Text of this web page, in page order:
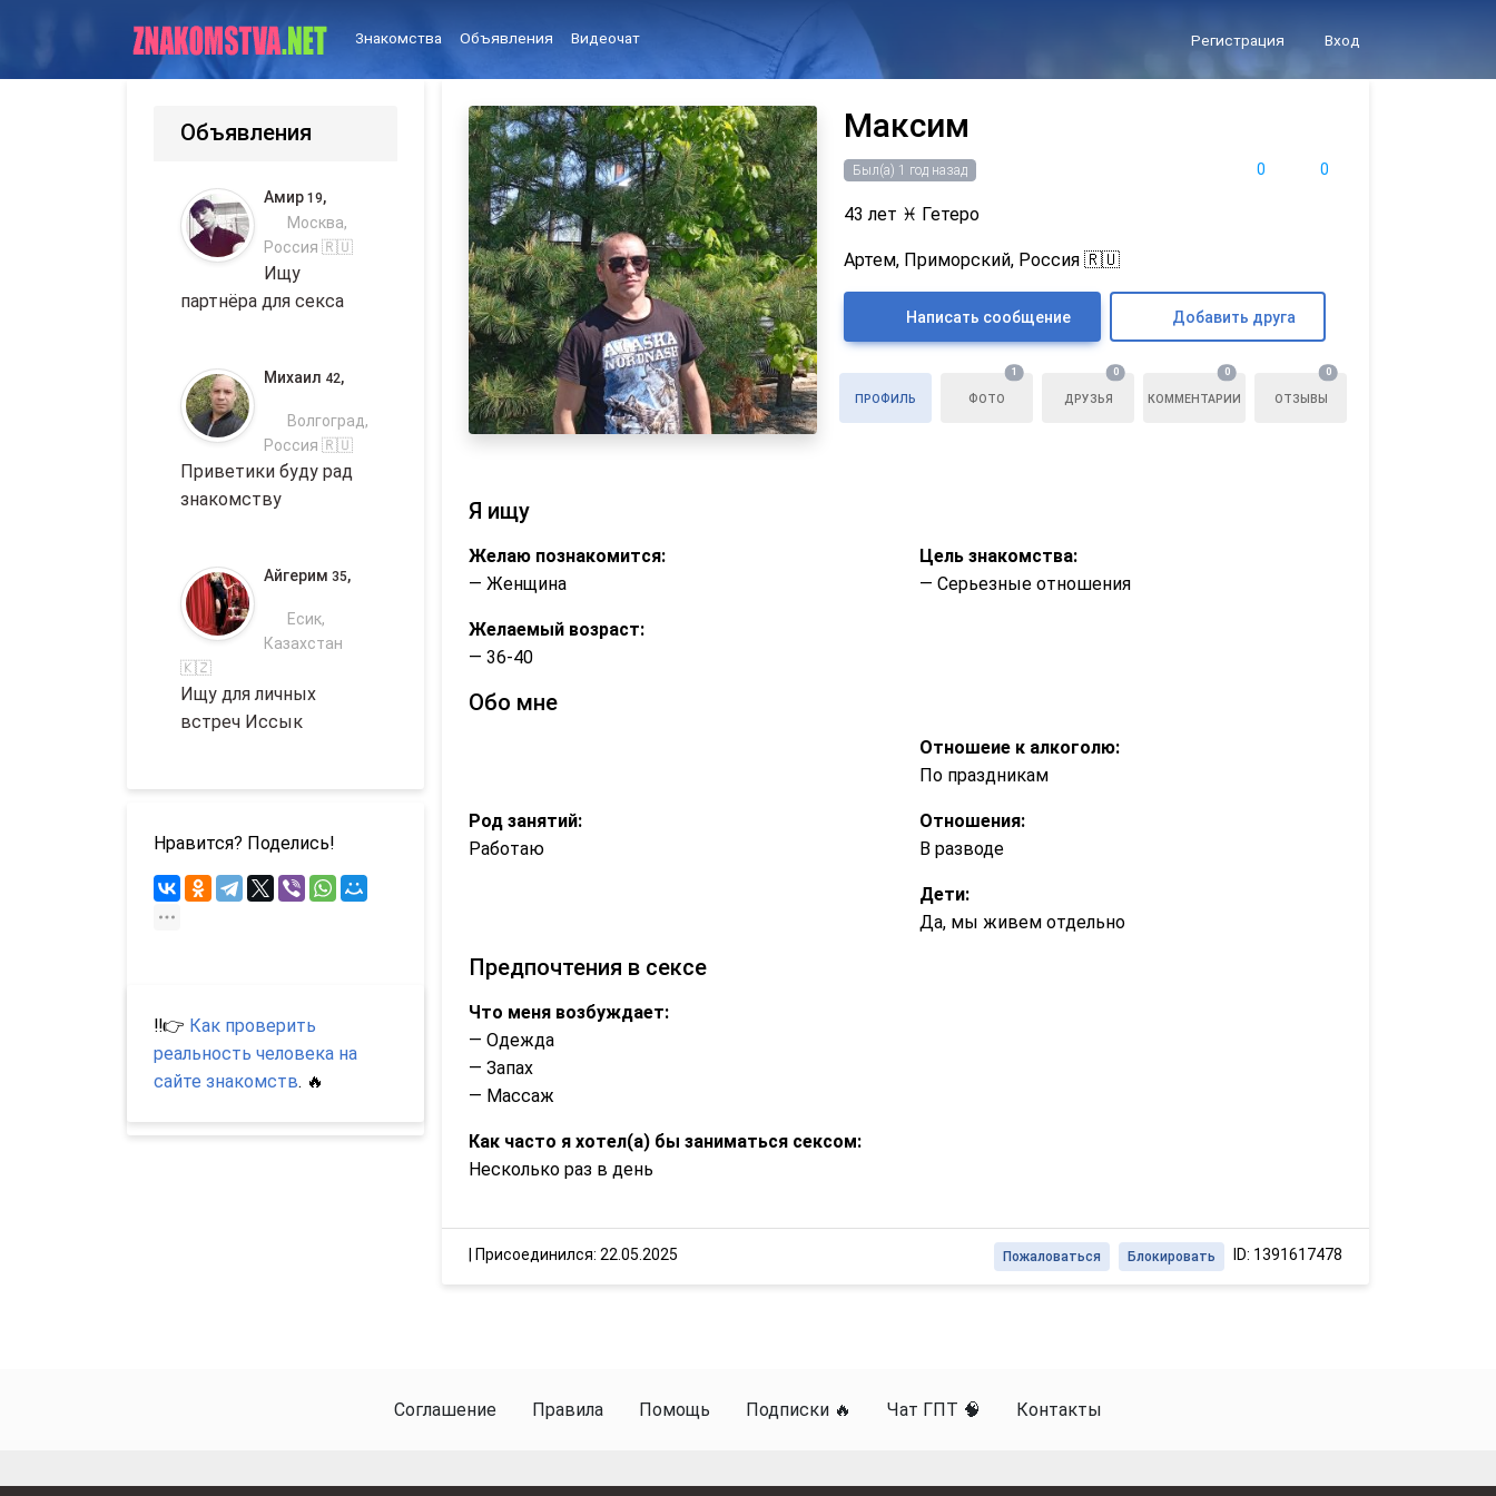
Знакомства Объявления Видеочат Регистрация Вход
Максим
0 0
Был(а) 1 год назад
43 лет ♓ Гетеро
Артем, Приморский, Россия 🇷🇺
Написать сообщение Добавить друга
ПРОФИЛЬ ФОТО
1
ДРУЗЬЯ
0
КОММЕНТАРИИ
0
ОТЗЫВЫ
0
Я ищу
Желаю познакомится:
— Женщина
Желаемый возраст:
— 36-40
Цель знакомства:
— Серьезные отношения
Обо мне
Отношеие к алкоголю:
По праздникам
Род занятий:
Работаю
Отношения:
В разводе
Дети:
Да, мы живем отдельно
Предпочтения в сексе
Что меня возбуждает:
— Одежда
— Запах
— Массаж
Как часто я хотел(а) бы заниматься сексом:
Несколько раз в день
Присоединился: 22.05.2025 ID: 1391617478
Блокировать
Пожаловаться
Объявления
Амир 19,
Москва,
Россия 🇷🇺
Ищу
партнёра для секса
Михаил 42,
Волгоград,
Россия 🇷🇺
Приветики буду рад
знакомству
Айгерим 35,
Есик,
Казахстан
🇰🇿
Ищу для личных
встреч Иссык
Нравится? Поделись!
‼️👉 Как проверить
реальность человека на
сайте знакомств. 🔥
Соглашение Правила Помощь Подписки 🔥 Чат ГПТ 🧠 Контакты